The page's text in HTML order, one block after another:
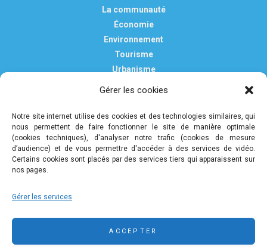
Gérer les cookies
Notre site internet utilise des cookies et des technologies similaires, qui
nous permettent de faire fonctionner le site de manière optimale
(cookies techniques), d'analyser notre trafic (cookies de mesure
d’audience) et de vous permettre d'accéder à des services de vidéo.
Certains cookies sont placés par des services tiers qui apparaissent sur
nos pages.
Gérer les services
ACCEPTER
La communauté
Économie
Environnement
Tourisme
Urbanisme
Mentions légales
Politique de confidentialité et de protection des données
personnelles